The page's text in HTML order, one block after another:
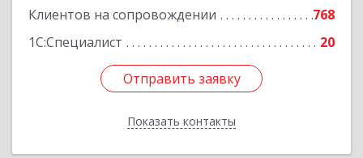
Клиентов на сопровождении
768
1С:Специалист
20
Отправить заявку
Показать контакты
Отправить заявку
Назад